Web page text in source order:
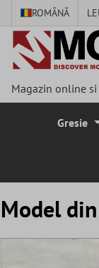
springen
ROMÂNĂ
Magazin online
Gresie
Model